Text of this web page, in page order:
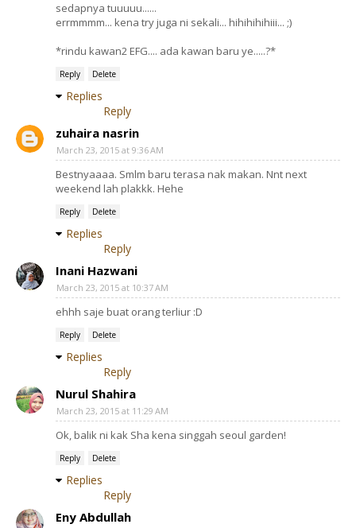
sedapnya tuuuuu......
errmmmm... kena try juga ni sekali... hihihihihiii... ;)
*rindu kawan2 EFG.... ada kawan baru ye.....?*
Reply Delete
Replies
Reply
zuhaira nasrin
March 23, 2015 at 9:36 AM
Bestnyaaaa. Smlm baru terasa nak makan. Nnt next
weekend lah plakkk. Hehe
Reply Delete
Replies
Reply
Inani Hazwani
March 23, 2015 at 10:37 AM
ehhh saje buat orang terliur :D
Reply Delete
Replies
Reply
Nurul Shahira
March 23, 2015 at 11:29 AM
Ok, balik ni kak Sha kena singgah seoul garden!
Reply Delete
Replies
Reply
Eny Abdullah